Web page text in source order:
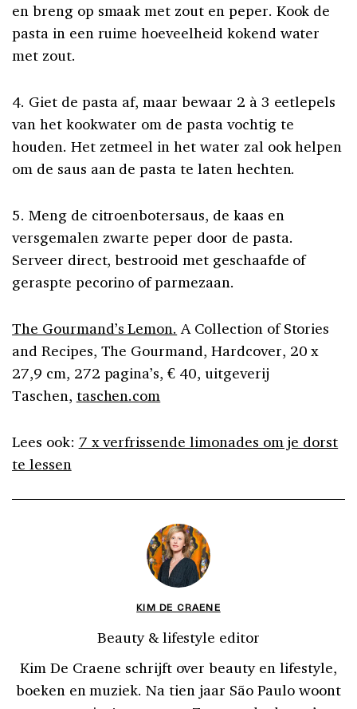
en breng op smaak met zout en peper. Kook de
pasta in een ruime hoeveelheid kokend water
met zout.
4. Giet de pasta af, maar bewaar 2 à 3 eetlepels
van het kookwater om de pasta vochtig te
houden. Het zetmeel in het water zal ook helpen
om de saus aan de pasta te laten hechten.
5. Meng de citroenbotersaus, de kaas en
versgemalen zwarte peper door de pasta.
Serveer direct, bestrooid met geschaafde of
geraspte pecorino of parmezaan.
The Gourmand’s Lemon. A Collection of Stories
and Recipes, The Gourmand, Hardcover, 20 x
27,9 cm, 272 pagina’s, € 40, uitgeverij
Taschen, taschen.com
Lees ook: 7 x verfrissende limonades om je dorst
te lessen
KIM DE CRAENE
Beauty & lifestyle editor
Kim De Craene schrijft over beauty en lifestyle,
boeken en muziek. Na tien jaar São Paulo woont